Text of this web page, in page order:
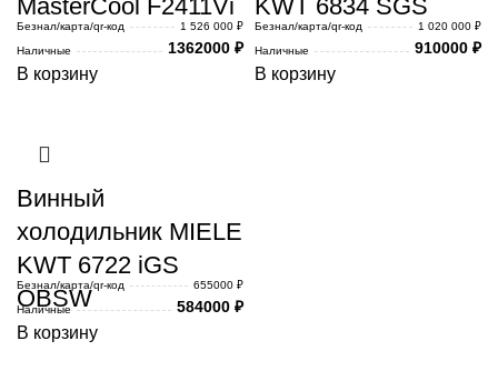
MasterCool F2411Vi
Безнал/карта/qr-код
1 526 000 ₽
Наличные
1362000 ₽
В корзину
KWT 6834 SGS
Безнал/карта/qr-код
1 020 000 ₽
Наличные
910000 ₽
В корзину
Винный
холодильник MIELE
KWT 6722 iGS
OBSW
Безнал/карта/qr-код
655000 ₽
Наличные
584000 ₽
В корзину